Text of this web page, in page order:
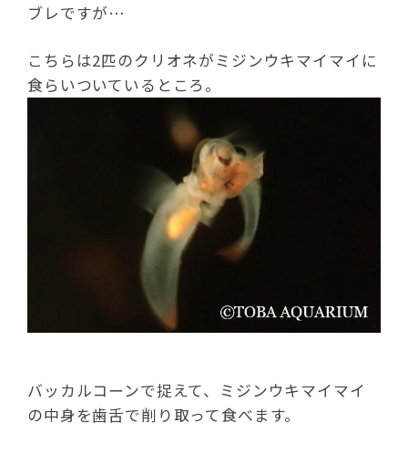
ブレですが…
こちらは2匹のクリオネがミジンウキマイマイに
食らいついているところ。
バッカルコーンで捉えて、ミジンウキマイマイ
の中身を歯舌で削り取って食べます。